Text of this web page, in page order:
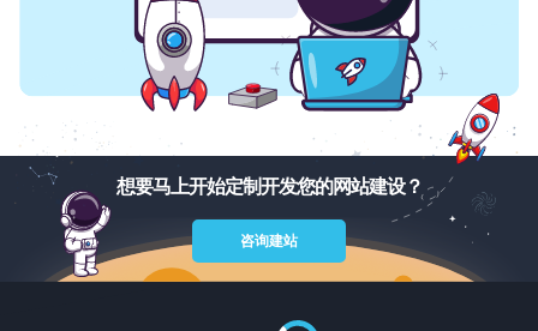
想要马上开始定制开发您的网站建设？
咨询建站